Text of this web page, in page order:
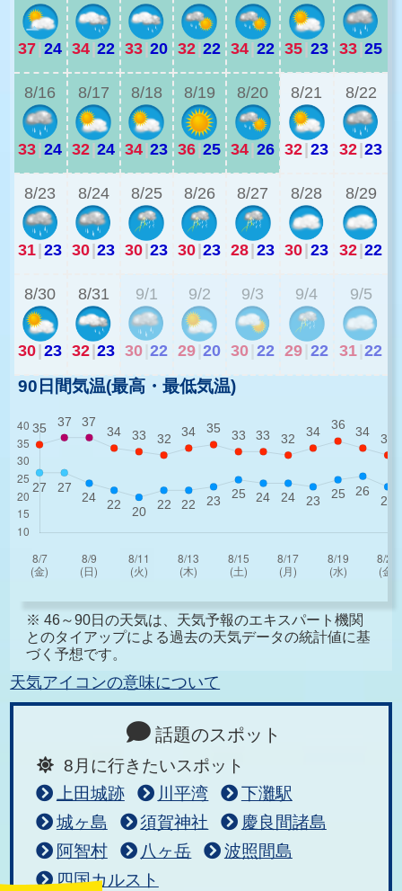
37|24 34|22 33|20 32|22 34|22 35|23 33|25
8/16
33|24
8/17
32|24
8/18
34|23
8/19
36|25
8/20
34|26
8/21
32|23
8/22
32|23
8/23
31|23
8/24
30|23
8/25
30|23
8/26
30|23
8/27
28|23
8/28
30|23
8/29
32|22
8/30
30|23
8/31
32|23
9/1
30 22
9/2
29 20
9/3
30 22
9/4
29 22
9/5
31 22
90日間気温(最高・最低気温)
※ 46～90日の天気は、天気予報のエキスパート機関
とのタイアップによる過去の天気データの統計値に基
づく予想です。
天気アイコンの意味について
話題のスポット
8月に行きたいスポット
上田城跡
川平湾
下灘駅
城ヶ島
須賀神社
慶良間諸島
阿智村
八ヶ岳
波照間島
四国カルスト